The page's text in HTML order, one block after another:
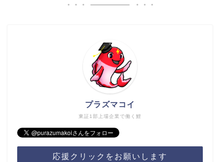
東証1部上場企業で働く鯉
プラズマコイ
応援クリックをお願いします